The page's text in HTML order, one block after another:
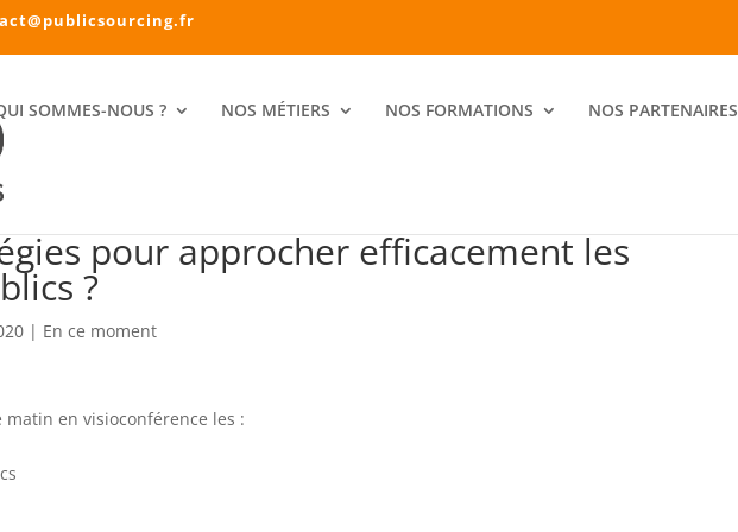
SOMMES-NOUS ? NOS MÉTIERS NOS FORMATIONS NOS PARTENAIRES
pour approcher efficacement les
?
| En ce moment
en visioconférence les :